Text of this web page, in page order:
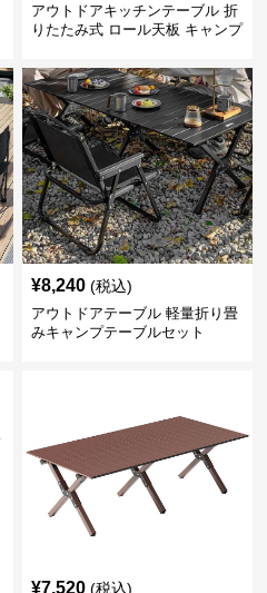
アウトドアキッチンテーブル 折
りたたみ式 ロール天板 キャンプ
¥8,240 (税込)
アウトドアテーブル 軽量折り畳
みキャンプテーブルセット
¥7,520 (税込)